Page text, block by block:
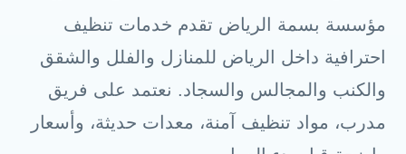
مؤسسة بسمة الرياض تقدم خدمات تنظيف
احترافية داخل الرياض للمنازل والفلل والشقق
والكنب والمجالس والسجاد. نعتمد على فريق
مدرب، مواد تنظيف آمنة، معدات حديثة، وأسعار